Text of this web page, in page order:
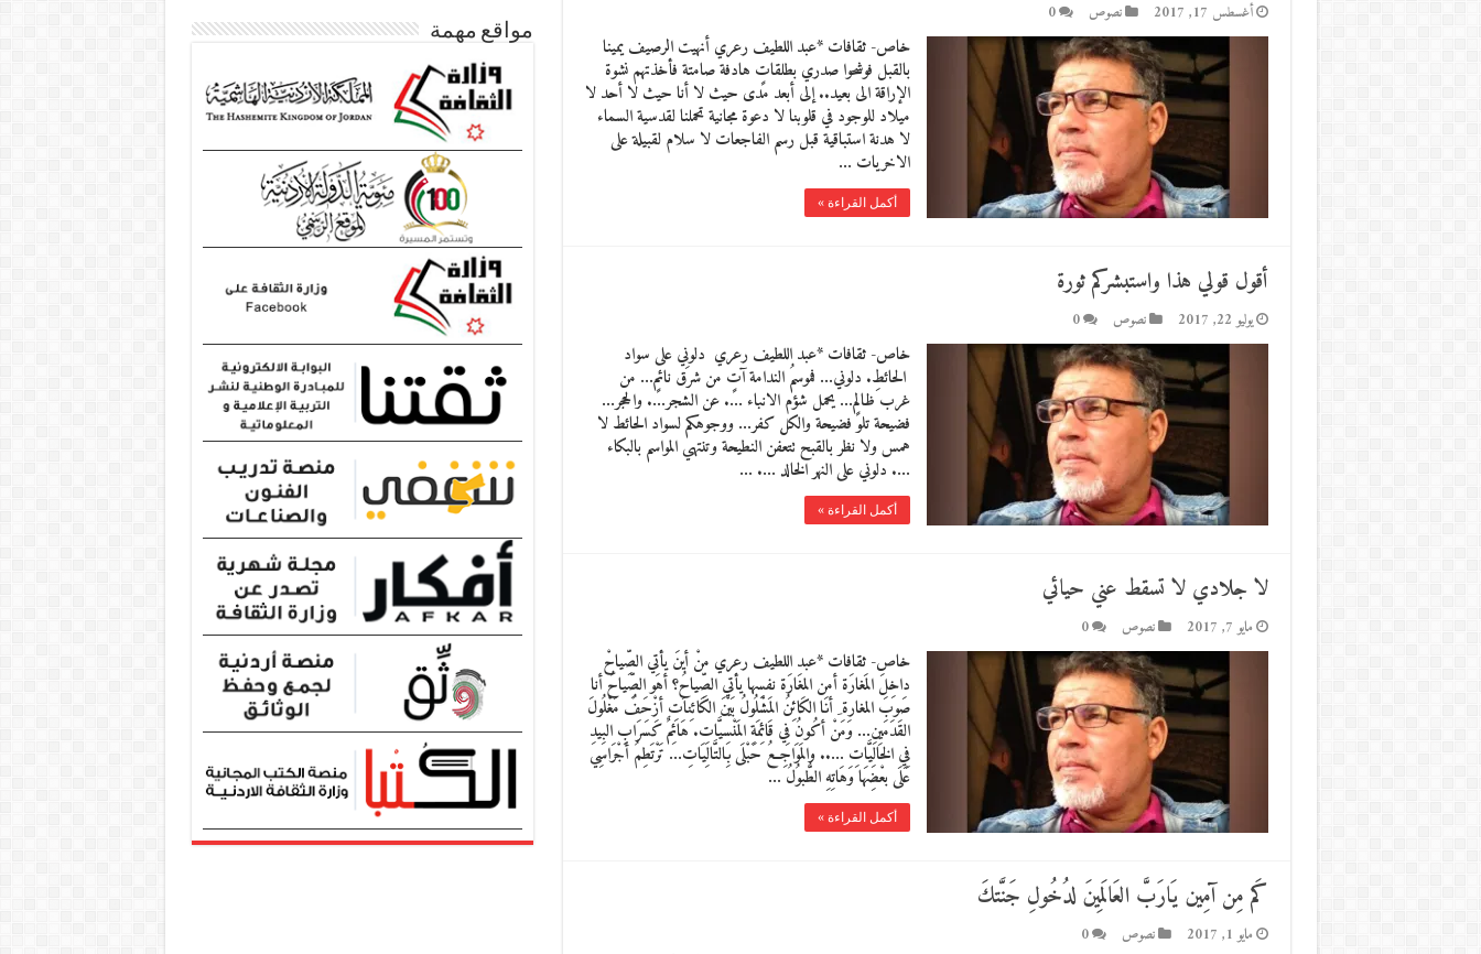
أغسطس 17, 2017 نصوص 0
خاص- ثقافات *عبد اللطيف رعري أنهيت الرصيف يمينا
بالقبل فوشحوا صدري بطلقاتٍ هادفة صامتة فأخذتهم نشوة
الإراقة الى بعيد.. إلى أبعد مدى حيث لا أنا حيث لا أحد لا
ميلاد للوجود في قلوبنا لا دعوة مجانية تحملنا لقدسية السماء
لا هدنة استباقية قبل رسم الفاجعات لا سلام لقبيلة على
الاخريات …
أكمل القراءة »
أقول قولي هذا واستبشركم ثورة
يوليو 22, 2017 نصوص 0
خاص- ثقافات *عبد اللطيف رعري دلونِي على سواد
الحائطِ. دلوني… فموسمُ الندامة آتٍ من شرق نائمٍ… من
غرب ظالمٍ… يحمل شؤم الانباء …. عن الشجر…. والحجر…
فضيحة تلو فضيحة والكل كفر… ووجوهكم لسواد الحائط لا
همس ولا نظر بالقبح تتعفن النطيحة وتنتهي المواسم بالبكاء
…. دلوني على النهر الخالد …. …
أكمل القراءة »
لا جلادي لا تسقط عني حيائي
مايو 7, 2017 نصوص 0
خاص- ثقافات *عبد اللطيف رعري منْ أينَ يأتِي الصِّياحْ
داخِلَ المَغارَة أمن المغَارَة نفسِها يأتِي الصِّياحُ؟ أهو الصِّياحُ أنا
صَوبَ المغارة ِ أنَا الكَائِنُ المَشْلُولُ بيْنَ الكَائِناَتِ أزْحَفُ مَغْلُولَ
القَدَمَينِ… وَمَنْ أكُونُ فِي قَائِمَةِ المَنْسِيَّاتِ. هَائِمٌ كَسَرَابِ البِيدِ
فِي الخَالِيَّاتِ ….. والمَوَاجِعُ حَبْلَى بِالتَّالِيَاتِ… تَرْتَطِمُ أجْرَاسِي
عَلَى بعْضِهَا وَهَاتِهِ الطُّبوُلُ …
أكمل القراءة »
كَم مِن آمِين يَارَبَّ العَالَمِينَ لدُخُولِ جَنَّتكَ
مايو 1, 2017 نصوص 0
مواقع مهمة